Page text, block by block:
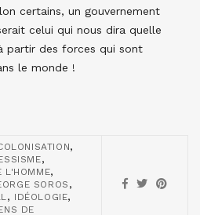
certains, un gouvernement
celui qui nous dira quelle
partir des forces qui sont
le monde !
,
,
L'HOMME,
SOROS ,
, IDÉOLOGIE,
DE